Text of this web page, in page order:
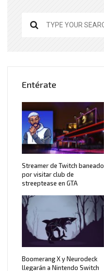
Entérate
Streamer de Twitch baneado
por visitar club de
streeptease en GTA
Boomerang X y Neurodeck
llegarán a Nintendo Switch